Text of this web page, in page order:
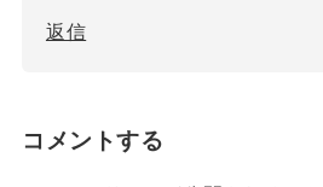
返信
コメントする